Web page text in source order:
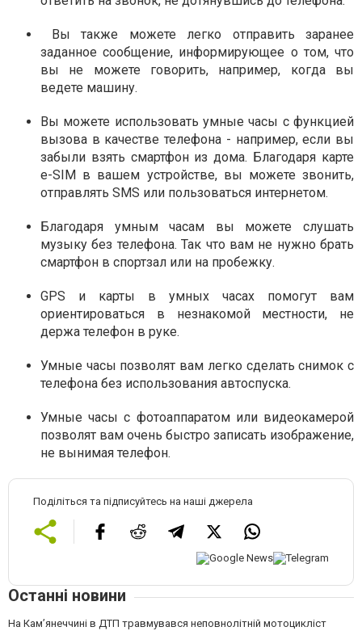
Вы также можете легко отправить заранее
заданное сообщение, информирующее о том, что
вы не можете говорить, например, когда вы
ведете машину.
Вы можете использовать умные часы с функцией
вызова в качестве телефона - например, если вы
забыли взять смартфон из дома. Благодаря карте
e-SIM в вашем устройстве, вы можете звонить,
отправлять SMS или пользоваться интернетом.
Благодаря умным часам вы можете слушать
музыку без телефона. Так что вам не нужно брать
смартфон в спортзал или на пробежку.
GPS и карты в умных часах помогут вам
ориентироваться в незнакомой местности, не
держа телефон в руке.
Умные часы позволят вам легко сделать снимок с
телефона без использования автоспуска.
Умные часы с фотоаппаратом или видеокамерой
позволят вам очень быстро записать изображение,
не вынимая телефон.
Поділіться та підписуйтесь на наші джерела
Останні новини
На Кам’янеччині в ДТП травмувався неповнолітній мотоцикліст